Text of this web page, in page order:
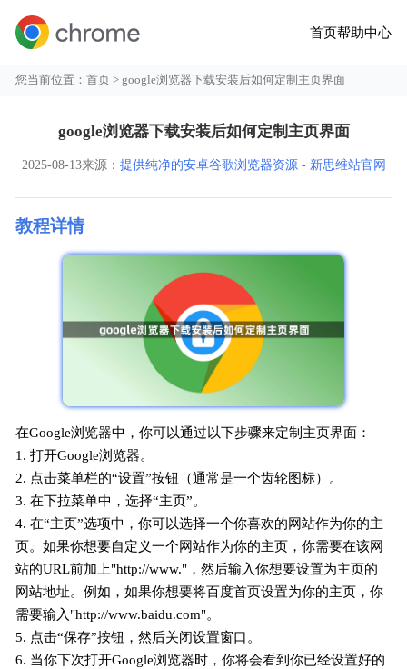
首页帮助中心
您当前位置：首页 > google浏览器下载安装后如何定制主页界面
google浏览器下载安装后如何定制主页界面
2025-08-13来源： 提供纯净的安卓谷歌浏览器资源 - 新思维站官网
教程详情
在Google浏览器中，你可以通过以下步骤来定制主页界面：
1. 打开Google浏览器。
2. 点击菜单栏的“设置”按钮（通常是一个齿轮图标）。
3. 在下拉菜单中，选择“主页”。
4. 在“主页”选项中，你可以选择一个你喜欢的网站作为你的主
页。如果你想要自定义一个网站作为你的主页，你需要在该网
站的URL前加上"http://www."，然后输入你想要设置为主页的
网站地址。例如，如果你想要将百度首页设置为你的主页，你
需要输入"http://www.baidu.com"。
5. 点击“保存”按钮，然后关闭设置窗口。
6. 当你下次打开Google浏览器时，你将会看到你已经设置好的